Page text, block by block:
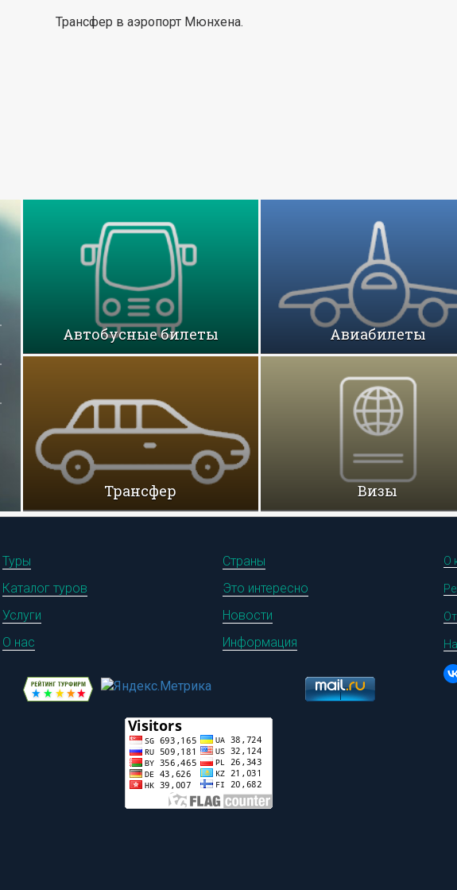
Трансфер в аэропорт Мюнхена.
Автобусные билеты Авиабилеты
Трансфер Визы
О
Туры
Страны
Каталог туров
Это интересно
Услуги
Новости
О нас
Информация